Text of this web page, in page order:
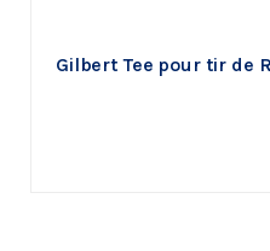
Gilbert Tee pour tir de